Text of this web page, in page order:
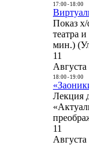
17:00- 18:00
Показ
театра
мин.)
11
Августа
18:00- 19:00
Лекция
11
Августа